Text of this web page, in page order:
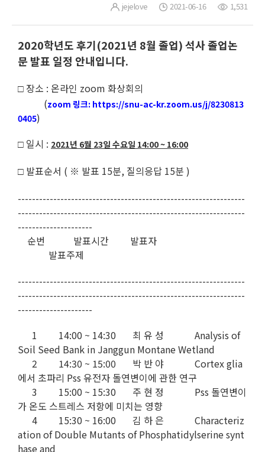
jejelove 2021-06-16 1,531
2020학년도 후기(2021년 8월 졸업) 석사 졸업논
문 발표 일정 안내입니다.
□ 장소 : 온라인 zoom 화상회의
(zoom 링크: https://snu-ac-kr.zoom.us/j/8230813
0405)
□ 일시 : 2021년 6월 23일 수요일 14:00 ~ 16:00
□ 발표순서 ( ※ 발표 15분, 질의응답 15분 )
----------------------------------------------------------------
----------------------------------------------------------------
---------------------
순번 발표시간 발표자
발표주제
----------------------------------------------------------------
----------------------------------------------------------------
---------------------
1 14:00 ~ 14:30 최 유 성 Analysis of
Soil Seed Bank in Janggun Montane Wetland
2 14:30 ~ 15:00 박 반 야 Cortex glia
에서 초파리 Pss 유전자 돌연변이에 관한 연구
3 15:00 ~ 15:30 주 현 정 Pss 돌연변이
가 온도 스트레스 저항에 미치는 영향
4 15:30 ~ 16:00 김 하 은 Characteriz
ation of Double Mutants of Phosphatidylserine synt
hase and